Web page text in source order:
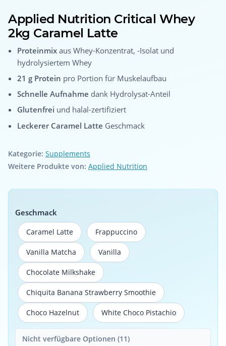
Applied Nutrition Critical Whey
2kg Caramel Latte
Proteinmix aus Whey-Konzentrat, -Isolat und
hydrolysiertem Whey
21 g Protein pro Portion für Muskelaufbau
Schnelle Aufnahme dank Hydrolysat-Anteil
Glutenfrei und halal-zertifiziert
Leckerer Caramel Latte Geschmack
Kategorie: Supplements
Weitere Produkte von: Applied Nutrition
Geschmack
Caramel Latte
Caramel Latte Frappuccino
Frappuccino
Vanilla MatchaVanilla MatchaVanillaVanilla
Chocolate Milkshake
Chocolate Milkshake
Chiquita Banana Strawberry Smoothie
Chiquita Banana Strawberry Smoothie
Choco HazelnutChoco HazelnutWhite Choco Pistachio
White Choco Pistachio
Nicht verfügbare Optionen (11)